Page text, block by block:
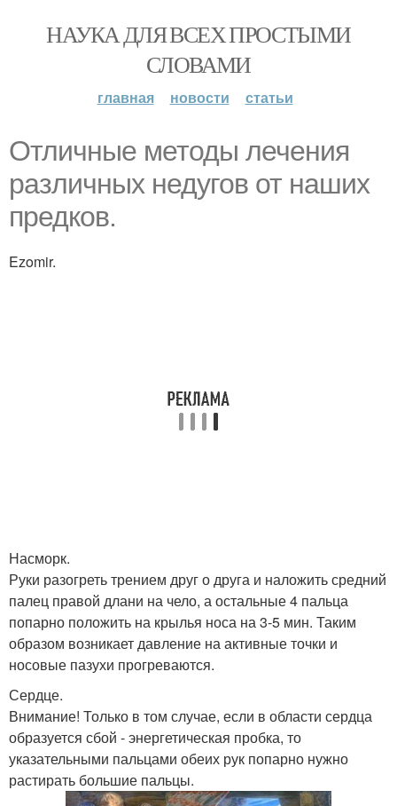
НАУКА ДЛЯ ВСЕХ ПРОСТЫМИ
СЛОВАМИ
главная новости статьи
Отличные методы лечения
различных недугов от наших
предков.
Ezomir.
Насморк.
Руки разогреть трением друг о друга и наложить средний
палец правой длани на чело, а остальные 4 пальца
попарно положить на крылья носа на 3-5 мин. Таким
образом возникает давление на активные точки и
носовые пазухи прогреваются.
Сердце.
Внимание! Только в том случае, если в области сердца
образуется сбой - энергетическая пробка, то
указательными пальцами обеих рук попарно нужно
растирать большие пальцы.